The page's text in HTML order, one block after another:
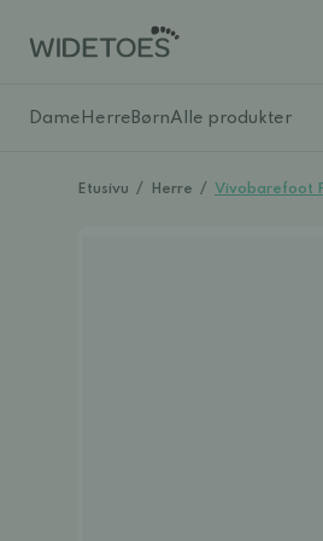
Dame Herre BørnAlle produkter
Etusivu / Herre / Vivobarefoot